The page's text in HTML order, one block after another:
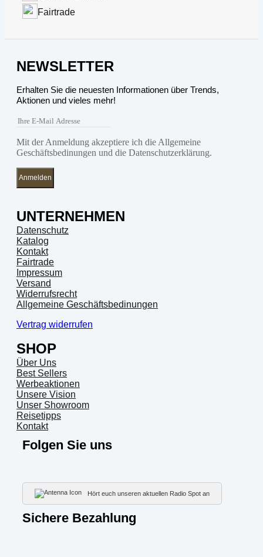
Fairtrade
NEWSLETTER
Erhalten Sie die neuesten Informationen über Trends,
Aktionen und vieles mehr!
Mit der Anmeldung akzeptiere ich die Allgemeine
Geschäftsbedinungen und die Datenschutzerklärung.
Anmelden
UNTERNEHMEN
Datenschutz
Katalog
Kontakt
Fairtrade
Impressum
Versand
Widerrufsrecht
Allgemeine Geschäftsbedinungen
Vertrag widerrufen
SHOP
Über Uns
Best Sellers
Werbeaktionen
Unsere Vision
Unser Showroom
Reisetipps
Kontakt
Folgen Sie uns
Hört euch unseren aktuellen Radio Spot an
Sichere Bezahlung